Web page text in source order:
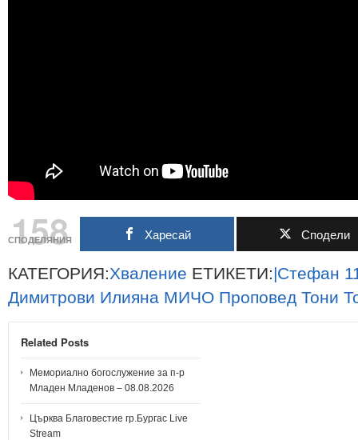
158
СПОДЕЛЯНИЯ Харесай Сподели
КАТЕГОРИЯ:Хваление ЕТИКЕТИ:|Стефан
Димитрови Илияна МИЧО Проповед Тони
Related Posts
Мемориално богослужение за п-р
Младен Младенов – 08.08.2026
Църква Благовестие гр.Бургас Live
Stream